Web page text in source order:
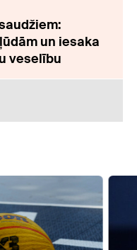
un iesaka
veselību